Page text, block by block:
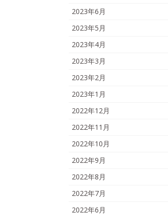
2023年6月
2023年5月
2023年4月
2023年3月
2023年2月
2023年1月
2022年12月
2022年11月
2022年10月
2022年9月
2022年8月
2022年7月
2022年6月